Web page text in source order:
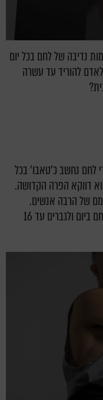
נדיבה של לחם בכל יום
להוריד עד עשרה
לחם נחשב כ'טאבו' בכל
דווקא הפרה הקדושה.
של הרבה אנשים.
הכללים? לנשים מותר לאכול עד 12 פרוסות לחם ביום ולגברים עד 16